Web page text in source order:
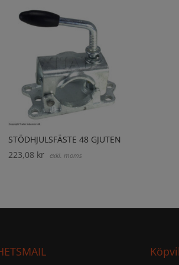
STÖDHJULSFÄSTE 48 GJUTEN
223,08 kr exkl. moms